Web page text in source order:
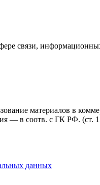
связи,
материалов в
— в соотв. с ГК РФ.
данных